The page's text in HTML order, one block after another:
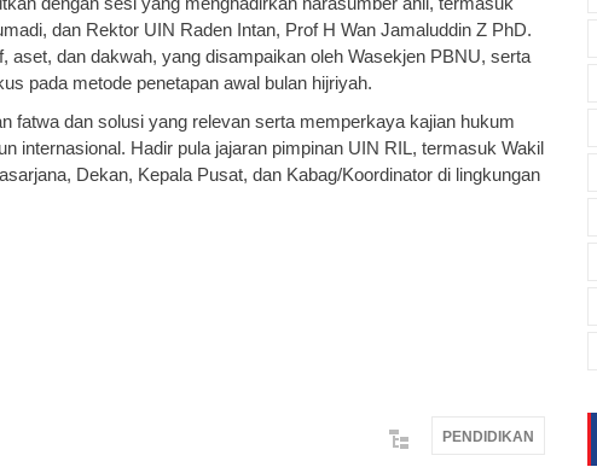
dan Rektor UIN Raden Intan, Prof H Wan Jamaluddin Z PhD.
aset, dan dakwah, yang disampaikan oleh Wasekjen PBNU, serta
pada metode penetapan awal bulan hijriyah.
fatwa dan solusi yang relevan serta memperkaya kajian hukum
internasional. Hadir pula jajaran pimpinan UIN RIL, termasuk Wakil
Dekan, Kepala Pusat, dan Kabag/Koordinator di lingkungan
PENDIDIKAN